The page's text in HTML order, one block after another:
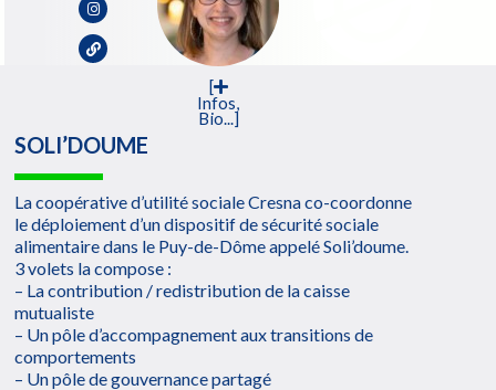
[
Infos,
Bio...]
SOLI’DOUME
La coopérative d’utilité sociale Cresna co-coordonne
le déploiement d’un dispositif de sécurité sociale
alimentaire dans le Puy-de-Dôme appelé Soli’doume.
3 volets la compose :
– La contribution / redistribution de la caisse
mutualiste
– Un pôle d’accompagnement aux transitions de
comportements
– Un pôle de gouvernance partagé